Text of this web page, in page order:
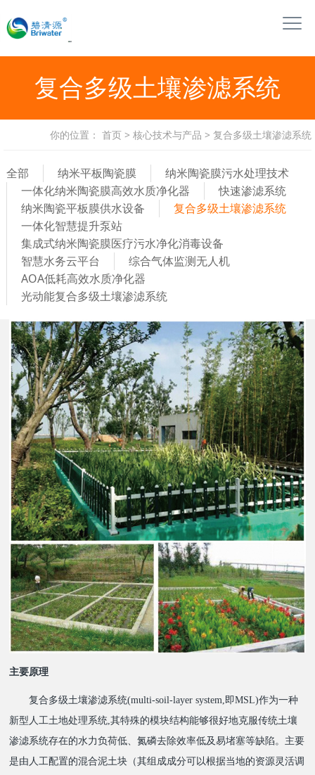
复合多级土壤渗滤系统
你的位置： 首页 > 核心技术与产品 > 复合多级土壤渗滤系统
全部 纳米平板陶瓷膜
纳米陶瓷膜污水处理技术
一体化纳米陶瓷膜高效水质净化器
快速渗滤系统
纳米陶瓷平板膜供水设备
复合多级土壤渗滤系统
一体化智慧提升泵站
集成式纳米陶瓷膜医疗污水净化消毒设备
智慧水务云平台
综合气体监测无人机
AOA低耗高效水质净化器
光动能复合多级土壤渗滤系统
主要原理
复合多级土壤渗滤系统(multi-soil-layer system 即MSL)作为一种
新型人工土地处理系统,其特殊的模块结构能够很好地克服传统土壤
渗滤系统存在的水力负荷低、氮磷去除效率低及易堵塞等缺陷。主要
是由人工配置的混合泥土块（其组成成分可以根据当地的资源灵活调